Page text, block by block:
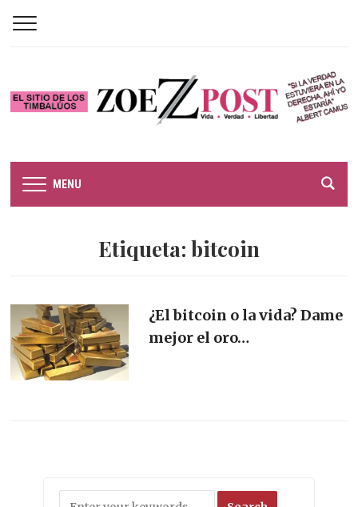
MENU
Etiqueta: bitcoin
¿El bitcoin o la vida? Dame
mejor el oro…